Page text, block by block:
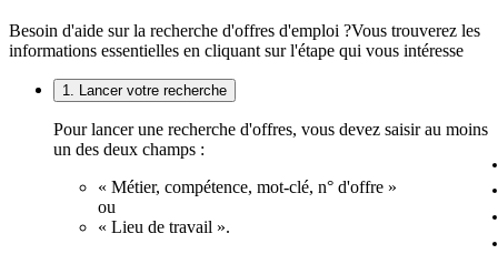
Besoin d'aide sur la recherche d'offres d'emploi ?Vous trouverez les
informations essentielles en cliquant sur l'étape qui vous intéresse
1. Lancer votre recherche
Pour lancer une recherche d'offres, vous devez saisir au moins
un des deux champs :
« Métier, compétence, mot-clé, n° d'offre »
ou
« Lieu de travail ».